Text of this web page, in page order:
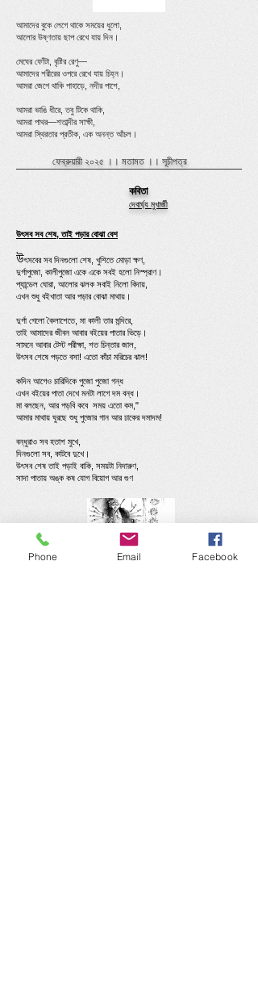
আমাদের বুকে লেগে থাকে সময়ের ধুলো,
আলোর উষ্ণতায় ছাপ রেখে যায় দিন।
মেঘের ফোঁটা, বৃষ্টির রেণু—
আমাদের শরীরের ওপরে রেখে যায় চিহ্ন।
আমরা জেগে থাকি পাহাড়ে, নদীর পাশে,
আমরা ভাঙি ধীরে, তবু টিকে থাকি,
আমরা পাথর—শতাব্দীর সাক্ষী,
আমরা স্থিরতার প্রতীক, এক অনন্ত আঁচল।
ফেব্রুয়ারী ২০২৫ ।। মতামত ।। সূচীপত্র
কবিতা
দেবার্ঘ্য মুখার্জী
উৎসব সব শেষ, তাই পড়ার বোঝা বেশ
উৎসবের সব দিনগুলো শেষ, খুশিতে মোড়া ক্ষণ,
দুর্গাপুজো, কালীপুজো একে একে সবই হলো নিস্প্রাণ।
প্যান্ডেল ঘোরা, আলোর ঝলক সবাই নিলো বিদায়,
এখন শুধু বইখাতা আর পড়ার বোঝা মাথায়।
দুর্গা গেলো কৈলাশেতে, মা কালী তার মন্দিরে,
তাই আমাদের জীবন আবার বইয়ের পাতার ভিড়ে।
সামনে আবার টেস্ট পরীক্ষা, শত চিন্তার জাল,
উৎসব শেষে পড়তে বসা! এতো কাঁচা মরিচের ঝাল!
কদিন আগেও চারিদিকে পুজো পুজো গন্ধ
এখন বইয়ের পাতা দেখে মনটা লাগে দম বন্ধ।
মা বলছেন, আর পড়বি কবে সময় এতো কম,"
আমার মাথায় ঘুরছে শুধু পুজোর গান আর ঢাকের দমাদম!
বন্ধুরাও সব হতাশ মুখে,
দিনগুলো সব, কাটবে দুখে।
উৎসব শেষ তাই পড়াই বাকি, সময়টা নিদারুণ,
সাদা পাতায় অঙ্ক কষ যোগ বিয়োগ আর গুণ
Phone Email Facebook